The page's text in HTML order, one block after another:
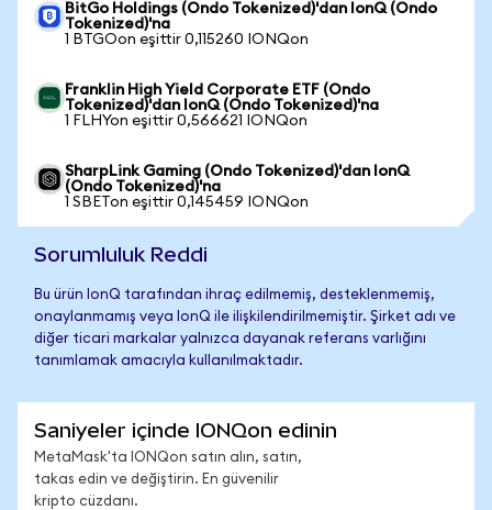
BitGo Holdings (Ondo Tokenized)'dan IonQ (Ondo
Tokenized)'na
1 BTGOon eşittir 0,115260 IONQon
Franklin High Yield Corporate ETF (Ondo
Tokenized)'dan IonQ (Ondo Tokenized)'na
1 FLHYon eşittir 0,566621 IONQon
SharpLink Gaming (Ondo Tokenized)'dan IonQ
(Ondo Tokenized)'na
1 SBETon eşittir 0,145459 IONQon
Sorumluluk Reddi
Bu ürün IonQ tarafından ihraç edilmemiş, desteklenmemiş,
onaylanmamış veya IonQ ile ilişkilendirilmemiştir. Şirket adı ve
diğer ticari markalar yalnızca dayanak referans varlığını
tanımlamak amacıyla kullanılmaktadır.
Saniyeler içinde IONQon edinin
MetaMask'ta IONQon satın alın, satın,
takas edin ve değiştirin. En güvenilir
kripto cüzdanı.